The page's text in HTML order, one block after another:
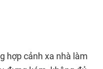
hợp cảnh xa nhà làm